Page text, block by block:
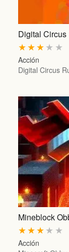
Digital Circus
★
★
★
★
★
Acción
Digital Circus
Mineblock
★
★
★
★
★
Acción